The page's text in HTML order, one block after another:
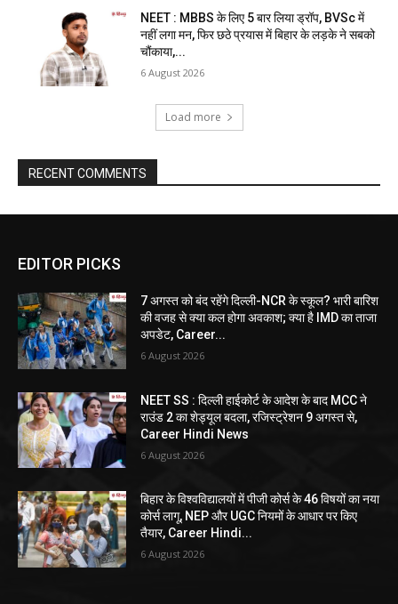
NEET : MBBS के लिए 5 बार लिया ड्रॉप, BVSc में
नहीं लगा मन, फिर छठे प्रयास में बिहार के लड़के ने सबको
चौंकाया,...
6 August 2026
Load more
RECENT COMMENTS
EDITOR PICKS
7 अगस्त को बंद रहेंगे दिल्ली-NCR के स्कूल? भारी बारिश
की वजह से क्या कल होगा अवकाश; क्या है IMD का ताजा
अपडेट, Career...
6 August 2026
NEET SS : दिल्ली हाईकोर्ट के आदेश के बाद MCC ने
राउंड 2 का शेड्यूल बदला, रजिस्ट्रेशन 9 अगस्त से,
Career Hindi News
6 August 2026
बिहार के विश्वविद्यालयों में पीजी कोर्स के 46 विषयों का नया
कोर्स लागू, NEP और UGC नियमों के आधार पर किए
तैयार, Career Hindi...
6 August 2026